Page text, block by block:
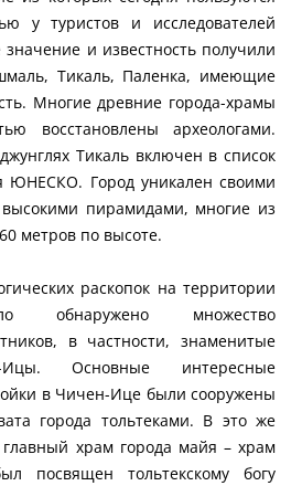
у туристов и исследователей
и известность получили
Тикаль, Паленка, имеющие
Многие древние города-храмы
восстановлены археологами.
Тикаль включен в список
ЮНЕСКО. Город уникален своими
пирамидами, многие из
метров по высоте.
раскопок на территории
обнаружено множество
в частности, знаменитые
Основные интересные
в Чичен-Ице были сооружены
города тольтеками. В это же
храм города майя – храм
посвящен тольтекскому богу